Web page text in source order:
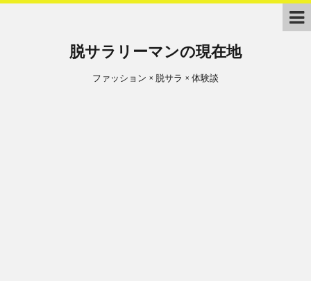
脱サラリーマンの現在地
ファッション × 脱サラ × 体験談